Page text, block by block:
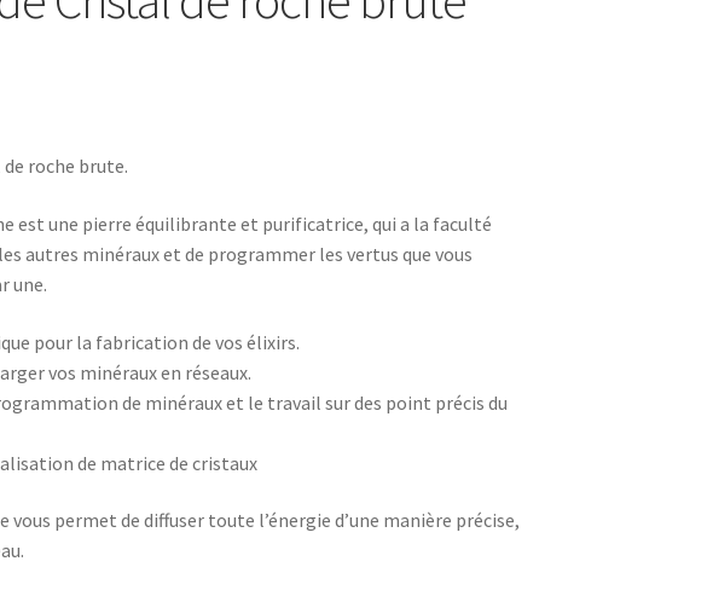
roche brute.
est une pierre équilibrante et purificatrice, qui a la faculté
autres minéraux et de programmer les vertus que vous
une.
pour la fabrication de vos élixirs.
vos minéraux en réseaux.
de minéraux et le travail sur des point précis du
de matrice de cristaux
vous permet de diffuser toute l’énergie d’une manière précise,